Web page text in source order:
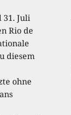
31. Juli
Rio de
diesem
ohne